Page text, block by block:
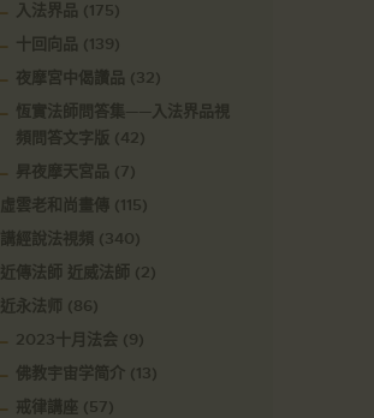
入法界品 (175)
十回向品 (139)
夜摩宮中偈讚品 (32)
恆實法師問答集——入法界品視
頻問答文字版 (42)
昇夜摩天宮品 (7)
虛雲老和尚畫傳 (115)
講經說法視頻
(340)
近傳法師 近威法師 (2)
近永法师 (86)
2023十月法会 (9)
佛教宇宙学简介 (13)
戒律講座 (57)